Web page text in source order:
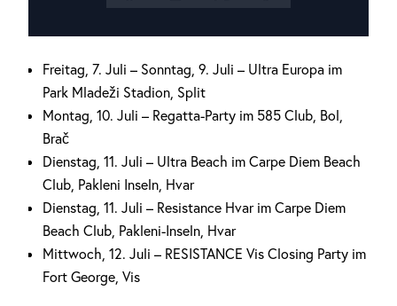
Freitag, 7. Juli – Sonntag, 9. Juli – Ultra Europa im
Park Mladeži Stadion, Split
Montag, 10. Juli – Regatta-Party im 585 Club, Bol,
Brač
Dienstag, 11. Juli – Ultra Beach im Carpe Diem Beach
Club, Pakleni Inseln, Hvar
Dienstag, 11. Juli – Resistance Hvar im Carpe Diem
Beach Club, Pakleni-Inseln, Hvar
Mittwoch, 12. Juli – RESISTANCE Vis Closing Party im
Fort George, Vis